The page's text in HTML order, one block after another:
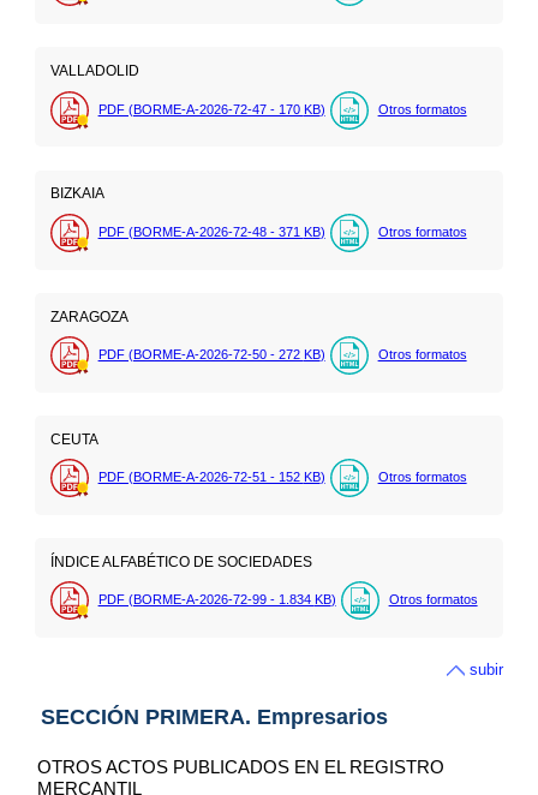
VALLADOLID
PDF (BORME-A-2026-72-47 - 170 KB) Otros formatos
BIZKAIA
PDF (BORME-A-2026-72-48 - 371 KB) Otros formatos
ZARAGOZA
PDF (BORME-A-2026-72-50 - 272 KB) Otros formatos
CEUTA
PDF (BORME-A-2026-72-51 - 152 KB) Otros formatos
ÍNDICE ALFABÉTICO DE SOCIEDADES
PDF (BORME-A-2026-72-99 - 1.834 KB) Otros formatos
subir
SECCIÓN PRIMERA. Empresarios
OTROS ACTOS PUBLICADOS EN EL REGISTRO
MERCANTIL